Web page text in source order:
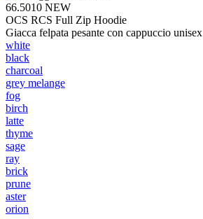
66.5010 NEW
OCS RCS Full Zip Hoodie
Giacca felpata pesante con cappuccio unisex
white
black
charcoal
grey melange
fog
birch
latte
thyme
sage
ray
brick
prune
aster
orion